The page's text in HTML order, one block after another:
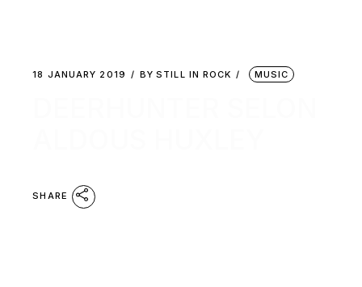
18 JANUARY 2019 BY STILL IN ROCK MUSIC
SHARE